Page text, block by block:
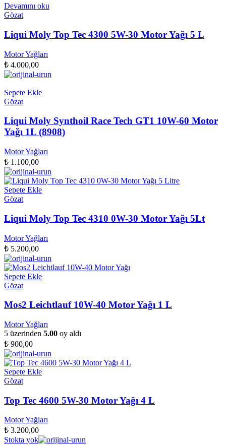
Devamını oku
Gözat
Liqui Moly Top Tec 4300 5W-30 Motor Yağı 5 L
Motor Yağları
₺ 4.000,00
Sepete Ekle
Gözat
Liqui Moly Synthoil Race Tech GT1 10W-60 Motor
Yağı 1L (8908)
Motor Yağları
₺ 1.100,00
Sepete Ekle
Gözat
Liqui Moly Top Tec 4310 0W-30 Motor Yağı 5Lt
Motor Yağları
₺ 5.200,00
Sepete Ekle
Gözat
Mos2 Leichtlauf 10W-40 Motor Yağı 1 L
Motor Yağları
5 üzerinden 5.00 oy aldı
₺ 900,00
Sepete Ekle
Gözat
Top Tec 4600 5W-30 Motor Yağı 4 L
Motor Yağları
₺ 3.200,00
Stokta yok